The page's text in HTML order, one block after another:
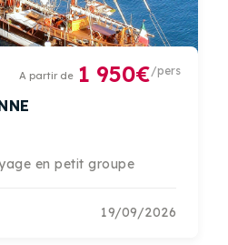
A partir de 1 950€/pers
en petit groupe
19/09/2026